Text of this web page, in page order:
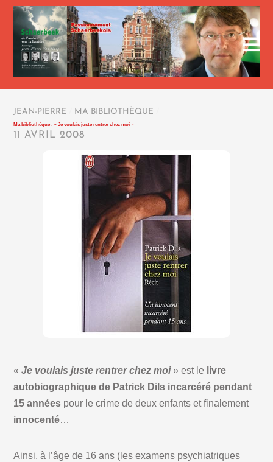
JEAN-PIERRE MA BIBLIOTHÈQUE
Ma bibliothèque : « Je voulais juste rentrer chez moi »
11 AVRIL 2008
«Je voulais juste rentrer chez moi» est le livre
autobiographique de Patrick Dils incarcéré pendant
15 années pour le crime de deux enfants et finalement
innocenté…
Ainsi, à l’âge de 16 ans (les examens psychiatriques